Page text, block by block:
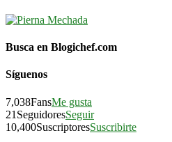
Busca en Blogichef.com
Síguenos
7,038FansMe gusta
21 SeguidoresSeguir
10,400SuscriptoresSuscribirte